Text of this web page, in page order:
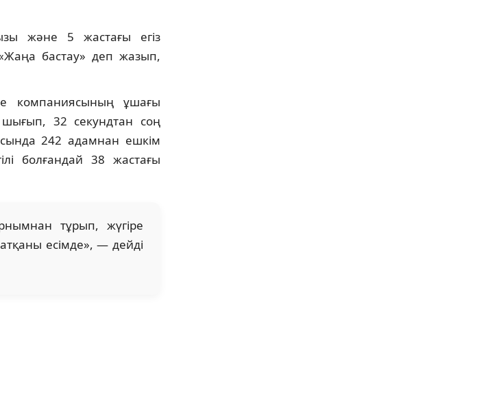
және 5 жастағы егіз
бастау» деп жазып,
компаниясының ұшағы
32 секундтан соң
242 адамнан ешкім
болғандай 38 жастағы
тұрып, жүгіре
есімде», — дейді